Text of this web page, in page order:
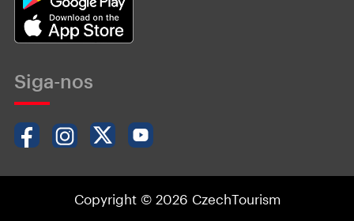
Siga-nos
Copyright © 2026 CzechTourism